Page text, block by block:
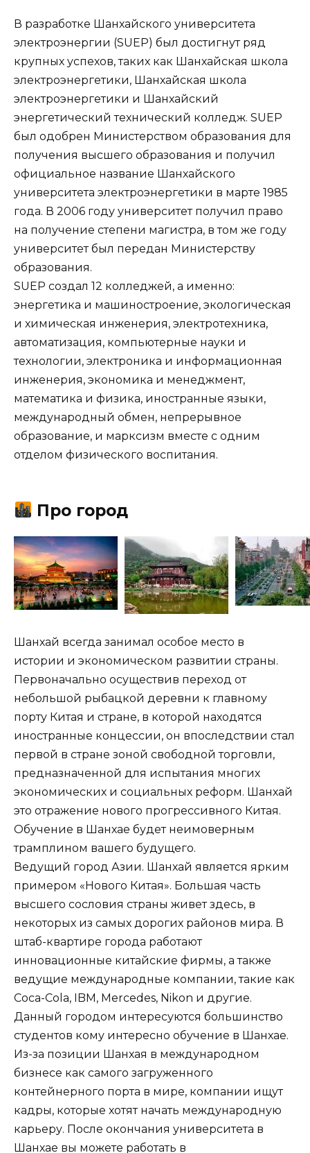
В разработке Шанхайского университета
электроэнергии (SUEP) был достигнут ряд
крупных успехов, таких как Шанхайская школа
электроэнергетики, Шанхайская школа
электроэнергетики и Шанхайский
энергетический технический колледж. SUEP
был одобрен Министерством образования для
получения высшего образования и получил
официальное название Шанхайского
университета электроэнергетики в марте 1985
года. В 2006 году университет получил право
на получение степени магистра, в том же году
университет был передан Министерству
образования.
SUEP создал 12 колледжей, а именно:
энергетика и машиностроение, экологическая
и химическая инженерия, электротехника,
автоматизация, компьютерные науки и
технологии, электроника и информационная
инженерия, экономика и менеджмент,
математика и физика, иностранные языки,
международный обмен, непрерывное
образование, и марксизм вместе с одним
отделом физического воспитания.
Про город
Шанхай всегда занимал особое место в
истории и экономическом развитии страны.
Первоначально осуществив переход от
небольшой рыбацкой деревни к главному
порту Китая и стране, в которой находятся
иностранные концессии, он впоследствии стал
первой в стране зоной свободной торговли,
предназначенной для испытания многих
экономических и социальных реформ. Шанхай
это отражение нового прогрессивного Китая.
Обучение в Шанхае будет неимоверным
трамплином вашего будущего.
Ведущий город Азии. Шанхай является ярким
примером «Нового Китая». Большая часть
высшего сословия страны живет здесь, в
некоторых из самых дорогих районов мира. В
штаб-квартире города работают
инновационные китайские фирмы, а также
ведущие международные компании, такие как
Coca-Cola, IBM, Mercedes, Nikon и другие.
Данный городом интересуются большинство
студентов кому интересно обучение в Шанхае.
Из-за позиции Шанхая в международном
бизнесе как самого загруженного
контейнерного порта в мире, компании ищут
кадры, которые хотят начать международную
карьеру. После окончания университета в
Шанхае вы можете работать в